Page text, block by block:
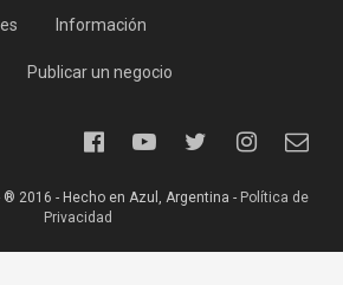
Información
Publicar un negocio
2016 - Hecho en Azul, Argentina - Política de
Privacidad